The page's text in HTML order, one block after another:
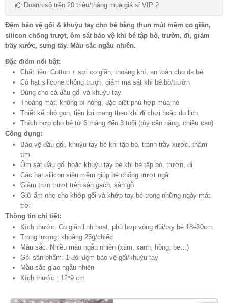
Doanh số trên 20 triệu/tháng mua giá sỉ VIP 2
Đệm bảo vệ gối & khuỷu tay cho bé bằng thun mút mềm co giãn,
silicon chống trượt, ôm sát bảo vệ khi bé tập bò, trườn, đi, giảm
trầy xước, sưng tấy. Màu sắc ngẫu nhiên.
Đặc điểm nổi bật:
Chất liệu: Cotton + sợi co giãn, thoáng khí, an toàn cho da bé
Có hạt silicone chống trượt, giảm ma sát khi bé bò/trườn
Dùng cho cả đầu gối và khuỷu tay
Thoáng mát, không bí nóng, đặc biệt phù hợp mùa hè
Thiết kế nhỏ gọn, tiện lợi mang theo khi đi chơi hoặc du lịch
Thích hợp cho bé từ 6 tháng đến 3 tuổi (tùy cân nặng, chiều cao)
Công dụng:
Bảo vệ đầu gối, khuỷu tay bé khi tập bò, tránh trầy xước, thâm
tím
Ôm sát đầu gối hoặc khuỷu tay bé khi bé tập bò, trườn, đi
Các hạt silicon siêu mềm giúp bé chống trượt ngã
Giảm trơn trượt trên sàn gạch, sàn gỗ
Giữ ấm nhẹ cho khớp gối và khớp tay bé trong những ngày mát
trời
Thông tin chi tiết:
Kích thước: Co giãn linh hoạt, phù hợp vòng đùi/tay bé 18–30cm
Trọng lượng: khoảng 25g/chiếc
Màu sắc: Nhiều màu ngẫu nhiên (xám, xanh, hồng, be…)
Gói sản phẩm: 1 đôi đệm bảo vệ gối/khuỷu tay
Mầu sắc giao ngẫu nhiên
Kích thước : 12*9 cm